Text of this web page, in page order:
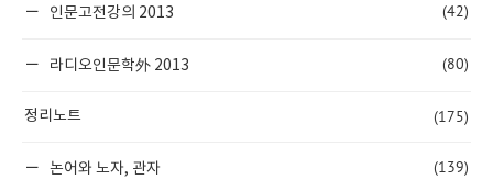
인문고전강의 2013 (42)
라디오인문학外 2013 (80)
정리노트 (175)
논어와 노자, 관자 (139)